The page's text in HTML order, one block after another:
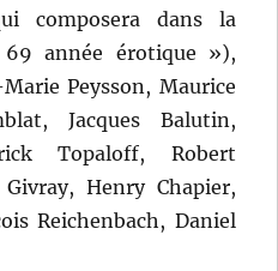
composera dans la
année érotique »),
Peysson, Maurice
Jacques Balutin,
Topaloff, Robert
Henry Chapier,
Reichenbach, Daniel